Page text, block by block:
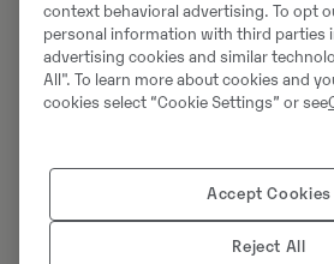
ett verktyg för att analysera och
maskiners driftstid,
bränsleförbrukning. Verktyget
av bränslekostnader och
3
context behavioral advertising. To opt
personal information with third parties
advertising cookies and similar
All". To learn more about cookies and
cookies select “Cookie Settings” or see
Accept Cookies
Reject All